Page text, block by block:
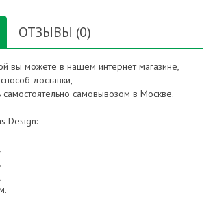
ОТЗЫВЫ (0)
вы можете в нашем интернет магазине,
доставки,
самовывозом в Москве.
Design: